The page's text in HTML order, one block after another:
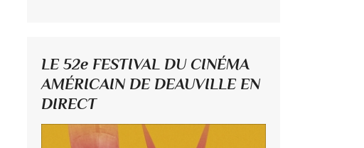
LE 52e FESTIVAL DU CINÉMA
AMÉRICAIN DE DEAUVILLE EN
DIRECT